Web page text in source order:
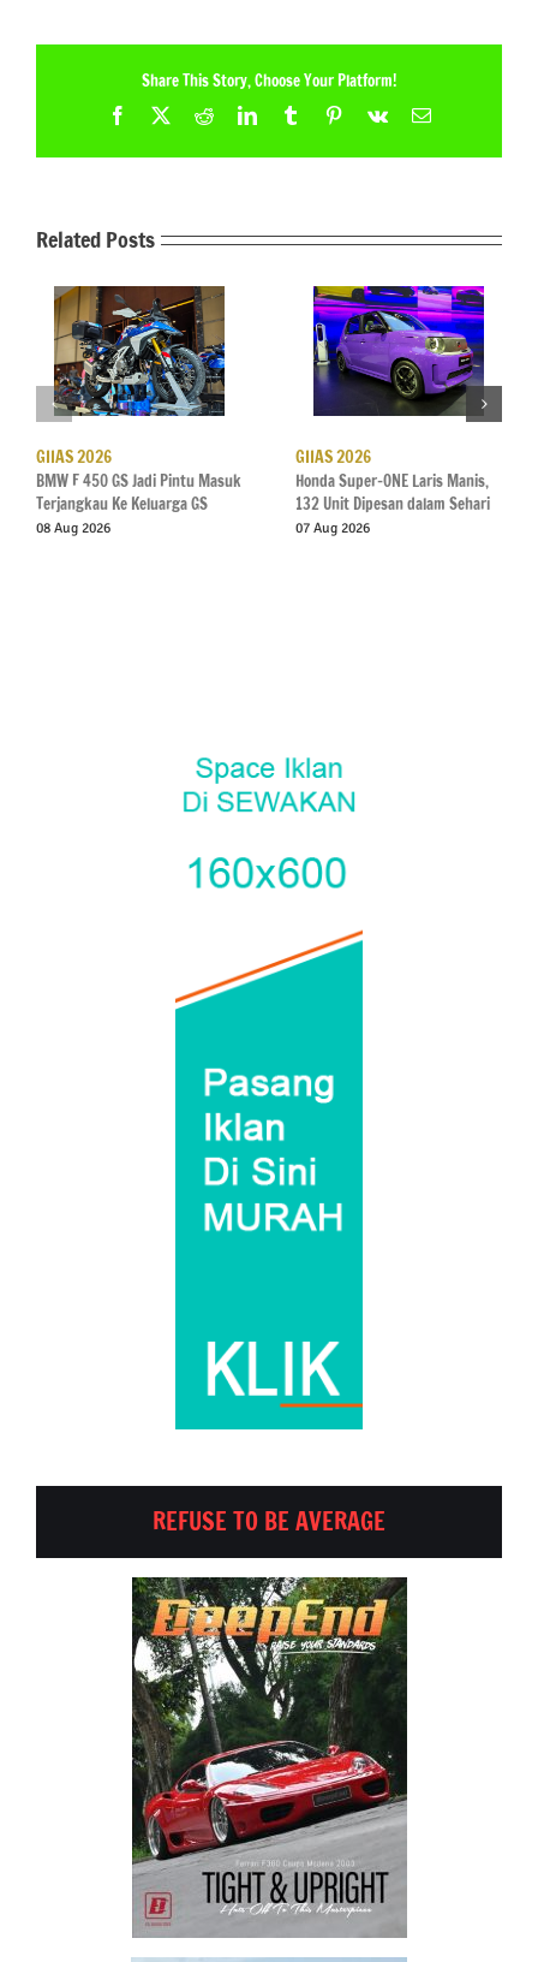
Share This Story, Choose Your Platform!
Facebook
X RedditLinkedInTumblrPinterest
Vk Email
Related Posts
GIIAS 2026
BMW F 450 GS Jadi Pintu Masuk
Terjangkau Ke Keluarga GS
08 Aug 2026
GIIAS 2026
Honda Super-ONE Laris Manis,
132 Unit Dipesan dalam Sehari
07 Aug 2026
REFUSE TO BE AVERAGE